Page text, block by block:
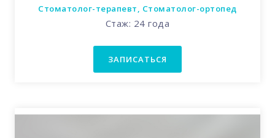
Стоматолог-терапевт, Стоматолог-ортопед
Стаж: 24 года
ЗАПИСАТЬСЯ